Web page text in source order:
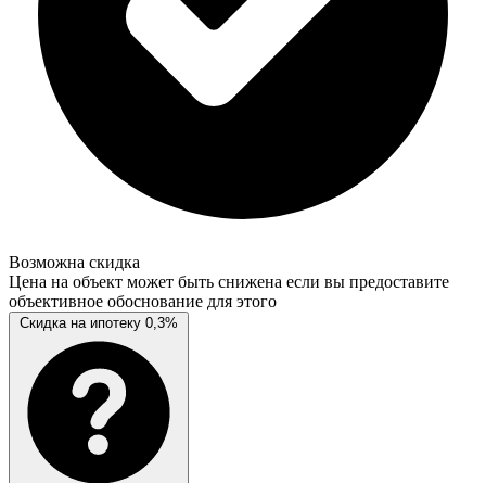
Возможна скидка
Цена на объект может быть снижена если вы предоставите
объективное обоснование для этого
Скидка на ипотеку 0,3%